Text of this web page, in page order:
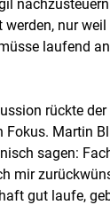
nur
laufend
rückte der
Fokus. Martin
sagen:
mir
gut laufe,